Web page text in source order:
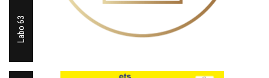
Labo 63